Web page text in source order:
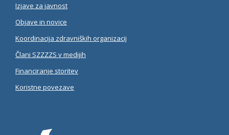
Izjave za javnost
Objave in novice
Koordinacija zdravniških organizacij
Člani SZZZZS v medijih
Financiranje storitev
Koristne povezave